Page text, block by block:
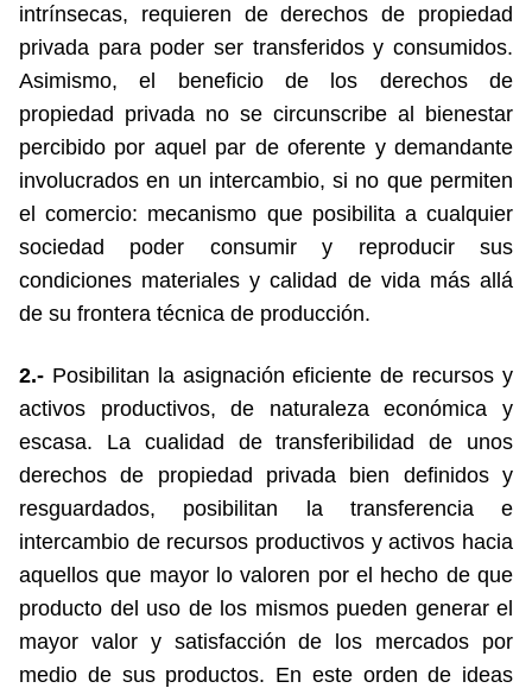
intrínsecas, requieren de derechos de propiedad
privada para poder ser transferidos y consumidos.
Asimismo, el beneficio de los derechos de
propiedad privada no se circunscribe al bienestar
percibido por aquel par de oferente y demandante
involucrados en un intercambio, si no que permiten
el comercio: mecanismo que posibilita a cualquier
sociedad poder consumir y reproducir sus
condiciones materiales y calidad de vida más allá
de su frontera técnica de producción.
2.- Posibilitan la asignación eficiente de recursos y
activos productivos, de naturaleza económica y
escasa. La cualidad de transferibilidad de unos
derechos de propiedad privada bien definidos y
resguardados, posibilitan la transferencia e
intercambio de recursos productivos y activos hacia
aquellos que mayor lo valoren por el hecho de que
producto del uso de los mismos pueden generar el
mayor valor y satisfacción de los mercados por
medio de sus productos. En este orden de ideas